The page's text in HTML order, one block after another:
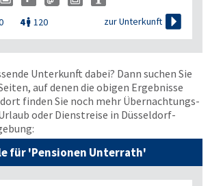

4 120 zur Unterkunft 
Unterkunft dabei? Dann suchen Sie
auf denen die obigen Ergebnisse
finden Sie noch mehr Übernachtungs­
oder Dienstreise in Düsseldorf-
für 'Pensionen Unterrath'